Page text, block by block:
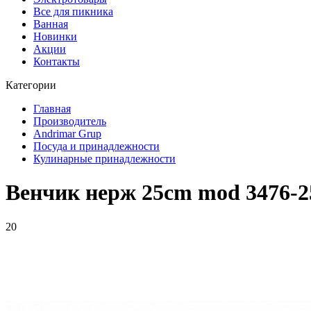
Все для пикника
Ванная
Новинки
Акции
Контакты
Категории
Главная
Производитель
Andrimar Grup
Посуда и принадлежности
Кулинарные принадлежности
Венчик нерж 25cm mod 3476-
20